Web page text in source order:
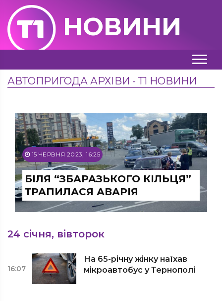
НОВИНИ
АВТОПРИГОДА АРХІВИ - Т1 НОВИНИ
15 ЧЕРВНЯ 2023, 16:25
БІЛЯ “ЗБАРАЗЬКОГО КІЛЬЦЯ”
ТРАПИЛАСЯ АВАРІЯ
24 січня, вівторок
16:07
На 65-річну жінку наїхав
мікроавтобус у Тернополі